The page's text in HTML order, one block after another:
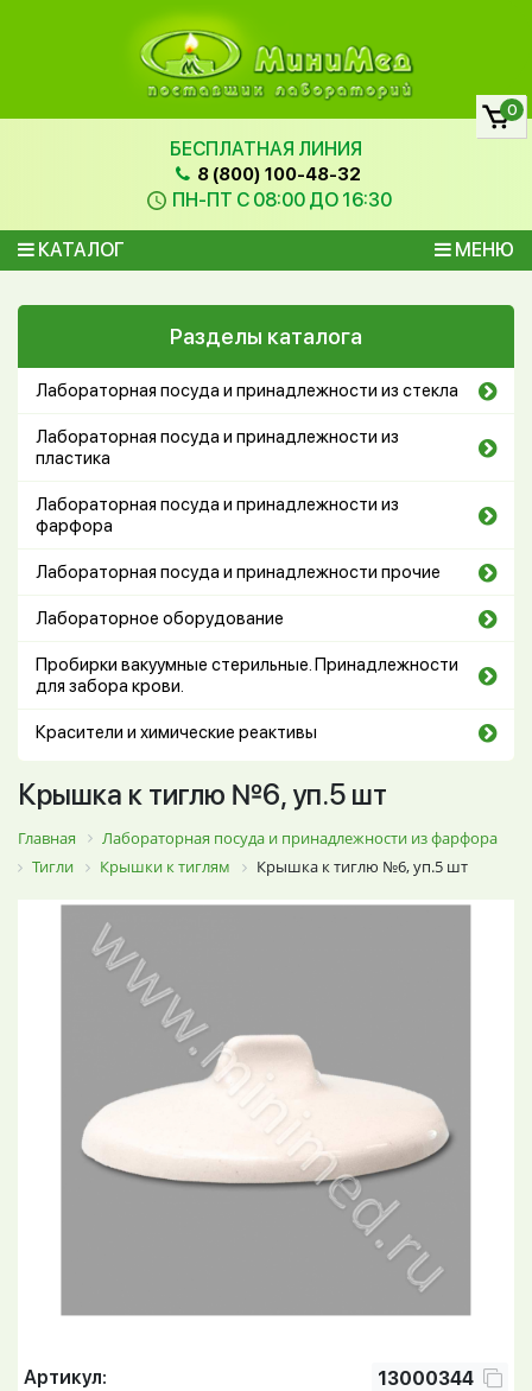
БЕСПЛАТНАЯ ЛИНИЯ
8 (800) 100-48-32
ПН-ПТ С 08:00 ДО 16:30
КАТАЛОГ МЕНЮ
0
Разделы каталога
Лабораторная посуда и принадлежности из стекла
Лабораторная посуда и принадлежности из
пластика
Лабораторная посуда и принадлежности из
фарфора
Лабораторная посуда и принадлежности прочие
Лабораторное оборудование
Пробирки вакуумные стерильные. Принадлежности
для забора крови.
Красители и химические реактивы
Крышка к тиглю №6, уп.5 шт
Главная
Лабораторная посуда и принадлежности из фарфора
Тигли
Крышки к тиглям Крышка к тиглю №6, уп.5 шт
Артикул:
13000344